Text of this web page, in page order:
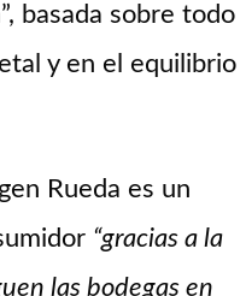
basada sobre todo
y en el equilibrio
Rueda es un
“gracias a la
las bodegas en